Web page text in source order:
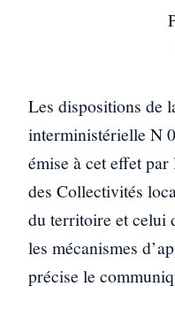
Les dispositions de
interministérielle N
émise à cet effet
des Collectivités
du territoire et celui
les mécanismes
précise le